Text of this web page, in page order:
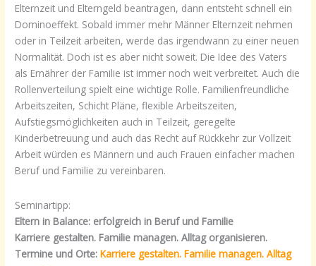
Elternzeit und Elterngeld beantragen, dann entsteht schnell ein
Dominoeffekt. Sobald immer mehr Männer Elternzeit nehmen
oder in Teilzeit arbeiten, werde das irgendwann zu einer neuen
Normalität. Doch ist es aber nicht soweit. Die Idee des Vaters
als Ernährer der Familie ist immer noch weit verbreitet. Auch die
Rollenverteilung spielt eine wichtige Rolle. Familienfreundliche
Arbeitszeiten, Schicht Pläne, flexible Arbeitszeiten,
Aufstiegsmöglichkeiten auch in Teilzeit, geregelte
Kinderbetreuung und auch das Recht auf Rückkehr zur Vollzeit
Arbeit würden es Männern und auch Frauen einfacher machen
Beruf und Familie zu vereinbaren.
Seminartipp:
Eltern in Balance: erfolgreich in Beruf und Familie
Karriere gestalten. Familie managen. Alltag organisieren.
Termine und Orte:Karriere gestalten. Familie managen. Alltag